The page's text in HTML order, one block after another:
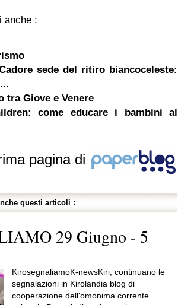
anche :
sede del ritiro biancoceleste:
tra Giove e Venere
come educare i bambini al
pagina di
questi articoli :
29 Giugno - 5
KirosegnaliamoK-newsKiri, continuano le
segnalazioni in Kirolandia blog di
cooperazione dell'omonima corrente